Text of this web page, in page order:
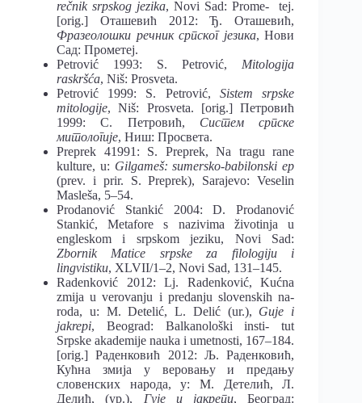
rečnik srpskog jezika, Novi Sad: Prome- tej.
[orig.] Оташевић 2012: Ђ. Оташевић,
Фразеолошки речник српског језика, Нови
Сад: Прометеј.
Petrović 1993: S. Petrović, Mitologija
raskršća, Niš: Prosveta.
Petrović 1999: S. Petrović, Sistem srpske
mitologije, Niš: Prosveta. [orig.] Петровић
1999: С. Петровић, Систем српске
митологије, Ниш: Просвета.
Preprek 41991: S. Preprek, Na tragu rane
kulture, u: Gilgameš: sumersko-babilonski ep
(prev. i prir. S. Preprek), Sarajevo: Veselin
Masleša, 5–54.
Prodanović Stankić 2004: D. Prodanović
Stankić, Metafore s nazivima životinja u
engleskom i srpskom jeziku, Novi Sad:
Zbornik Matice srpske za filologiju i
lingvistiku, XLVII/1–2, Novi Sad, 131–145.
Radenković 2012: Lj. Radenković, Kućna
zmija u verovanju i predanju slovenskih na-
roda, u: M. Detelić, L. Delić (ur.), Guje i
jakrepi, Beograd: Balkanološki insti- tut
Srpske akademije nauka i umetnosti, 167–184.
[orig.] Раденковић 2012: Љ. Раденковић,
Кућна змија у веровању и предању
словенских народа, у: М. Детелић, Л.
Делић, (ур.), Гује и јакрепи, Београд: